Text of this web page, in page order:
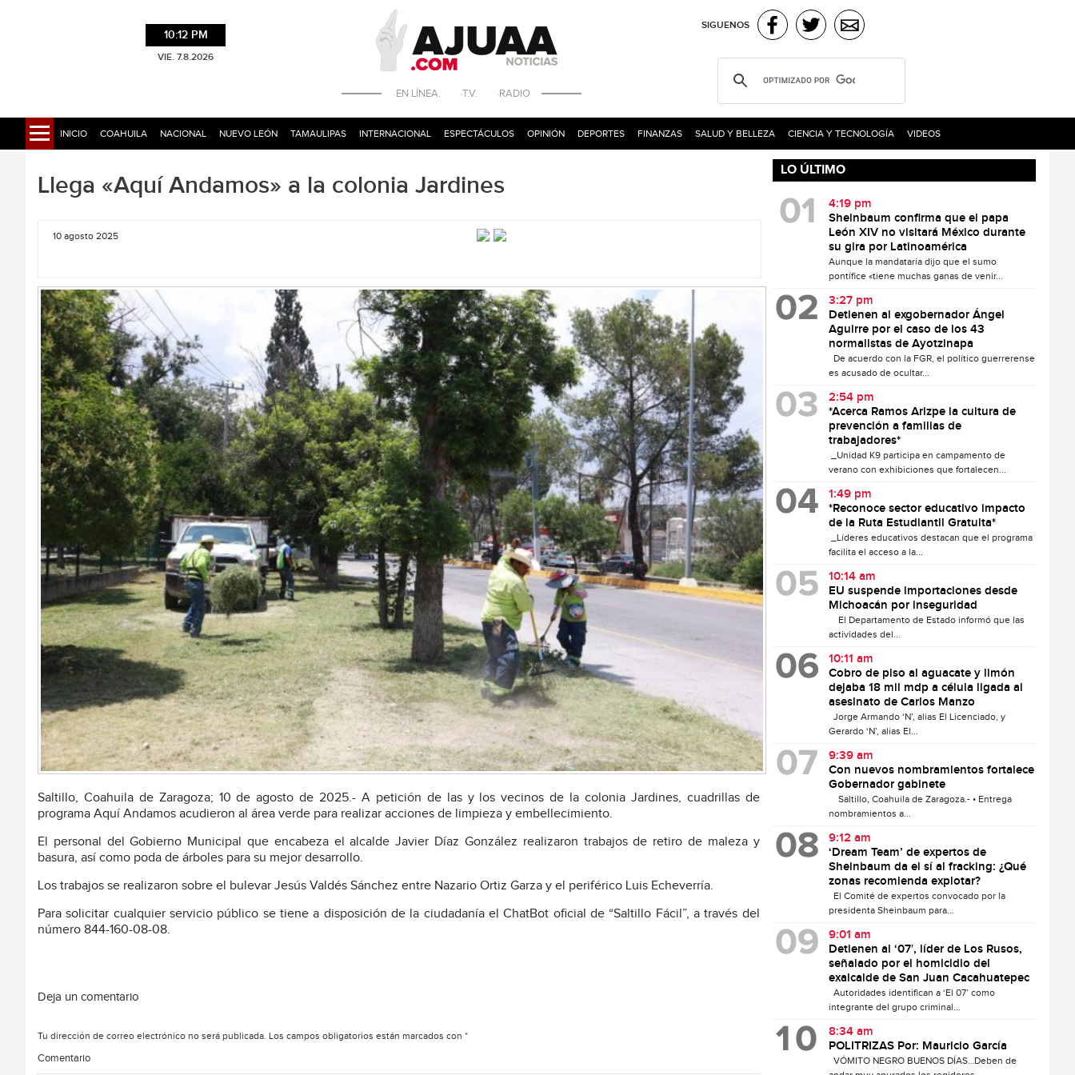
10:12 PM
VIE. 7.8.2026
·EN LÍNEA. ·T.V. ·RADIO
SIGUENOS
INICIO COAHUILA NACIONAL NUEVO LEÓN TAMAULIPAS INTERNACIONAL ESPECTÁCULOS OPINIÓN DEPORTES FINANZAS SALUD Y BELLEZA CIENCIA Y TECNOLOGÍA VIDEOS
Llega «Aquí Andamos» a la colonia Jardines
10 agosto 2025
Saltillo, Coahuila de Zaragoza; 10 de agosto de 2025.- A petición de las y los vecinos de la colonia Jardines, cuadrillas de
programa Aquí Andamos acudieron al área verde para realizar acciones de limpieza y embellecimiento.
El personal del Gobierno Municipal que encabeza el alcalde Javier Díaz González realizaron trabajos de retiro de maleza y
basura, así como poda de árboles para su mejor desarrollo.
Los trabajos se realizaron sobre el bulevar Jesús Valdés Sánchez entre Nazario Ortiz Garza y el periférico Luis Echeverría.
Para solicitar cualquier servicio público se tiene a disposición de la ciudadanía el ChatBot oficial de “Saltillo Fácil”, a través del
número 844-160-08-08.
Deja un comentario
Tu dirección de correo electrónico no será publicada. Los campos obligatorios están marcados con *
Comentario
LO ÚLTIMO
4:19 pm
Sheinbaum confirma que el papa
León XIV no visitará México durante
su gira por Latinoamérica
Aunque la mandataria dijo que el sumo
pontífice «tiene muchas ganas de venir...
3:27 pm
Detienen al exgobernador Ángel
Aguirre por el caso de los 43
normalistas de Ayotzinapa
De acuerdo con la FGR, el político guerrerense
es acusado de ocultar...
2:54 pm
*Acerca Ramos Arizpe la cultura de
prevención a familias de
trabajadores*
_Unidad K9 participa en campamento de
verano con exhibiciones que fortalecen...
1:49 pm
*Reconoce sector educativo impacto
de la Ruta Estudiantil Gratuita*
_Líderes educativos destacan que el programa
facilita el acceso a la...
10:14 am
EU suspende importaciones desde
Michoacán por inseguridad
El Departamento de Estado informó que las
actividades del...
10:11 am
Cobro de piso al aguacate y limón
dejaba 18 mil mdp a célula ligada al
asesinato de Carlos Manzo
Jorge Armando ‘N’, alias El Licenciado, y
Gerardo ‘N’, alias El...
9:39 am
Con nuevos nombramientos fortalece
Gobernador gabinete
Saltillo, Coahuila de Zaragoza.- • Entrega
nombramientos a...
9:12 am
‘Dream Team’ de expertos de
Sheinbaum da el sí al fracking: ¿Qué
zonas recomienda explotar?
El Comité de expertos convocado por la
presidenta Sheinbaum para...
9:01 am
Detienen al ‘07′, líder de Los Rusos,
señalado por el homicidio del
exalcalde de San Juan Cacahuatepec
Autoridades identifican a ‘El 07’ como
integrante del grupo criminal...
8:34 am
POLITRIZAS Por: Mauricio García
VÓMITO NEGRO BUENOS DÍAS…Deben de